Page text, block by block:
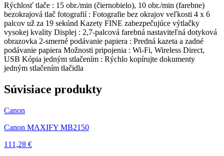
Rýchlosť tlače : 15 obr./min (čiernobielo), 10 obr./min (farebne)
bezokrajová tlač fotografií : Fotografie bez okrajov veľkosti 4 x 6
palcov už za 19 sekúnd Kazety FINE zabezpečujúce výtlačky
vysokej kvality Displej : 2,7-palcová farebná nastaviteľná dotyková
obrazovka 2-smerné podávanie papiera : Predná kazeta a zadné
podávanie papiera Možnosti pripojenia : Wi-Fi, Wireless Direct,
USB Kópia jedným stlačením : Rýchlo kopírujte dokumenty
jedným stlačením tlačidla
Súvisiace produkty
Canon
Canon MAXIFY MB2150
111,28 €